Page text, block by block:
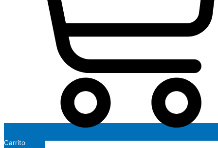
Carrito